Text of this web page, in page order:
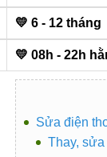
💛 6 - 12 tháng
💛 08h - 22h
Sửa điện
Thay,